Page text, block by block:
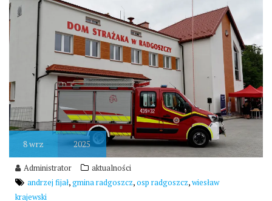
8wrz 2025
Administrator
aktualności
andrzej fijał,gmina radgoszcz,osp radgoszcz,wiesław
krajewski